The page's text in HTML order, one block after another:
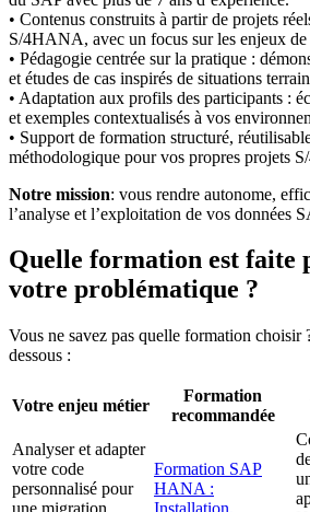
• Contenus construits à partir de projets
S/4HANA, avec un focus sur les enjeux de
• Pédagogie centrée sur la pratique :
et études de cas inspirés de situations
• Adaptation aux profils des participants :
et exemples contextualisés à vos
• Support de formation structuré,
méthodologique pour vos propres projets
Notre mission: vous rendre autonome,
l’analyse et l’exploitation de vos données
Quelle formation est faite
votre problématique ?
Vous ne savez pas quelle formation choisir
dessous :
Votre enjeu métier
Formation
recommandée
Analyser et adapter
votre code
personnalisé pour
Formation SAP
HANA :